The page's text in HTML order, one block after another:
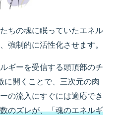
ちの魂に眠っていたエネル
強制的に活性化させます。
ギーを受信する頭頂部のチ
に開くことで、三次元の肉
の流入にすぐには適応でき
のズレが、「魂のエネルギ